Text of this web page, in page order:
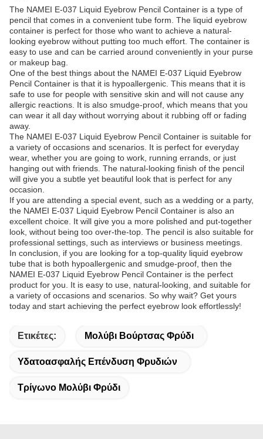
The NAMEI E-037 Liquid Eyebrow Pencil Container is a type of
pencil that comes in a convenient tube form. The liquid eyebrow
container is perfect for those who want to achieve a natural-
looking eyebrow without putting too much effort. The container is
easy to use and can be carried around conveniently in your purse
or makeup bag.
One of the best things about the NAMEI E-037 Liquid Eyebrow
Pencil Container is that it is hypoallergenic. This means that it is
safe to use for people with sensitive skin and will not cause any
allergic reactions. It is also smudge-proof, which means that you
can wear it all day without worrying about it rubbing off or fading
away.
The NAMEI E-037 Liquid Eyebrow Pencil Container is suitable for
a variety of occasions and scenarios. It is perfect for everyday
wear, whether you are going to work, running errands, or just
hanging out with friends. The natural-looking finish of the pencil
will give you a subtle yet beautiful look that is perfect for any
occasion.
If you are attending a special event, such as a wedding or a party,
the NAMEI E-037 Liquid Eyebrow Pencil Container is also an
excellent choice. It will give you a more polished and put-together
look, without being too over-the-top. The pencil is also suitable for
professional settings, such as interviews or business meetings.
In conclusion, if you are looking for a top-quality liquid eyebrow
tube that is both hypoallergenic and smudge-proof, then the
NAMEI E-037 Liquid Eyebrow Pencil Container is the perfect
product for you. It is easy to use, natural-looking, and suitable for
a variety of occasions and scenarios. So why wait? Get yours
today and start achieving the perfect eyebrow look effortlessly!
Ετικέτες: Μολύβι Βούρτσας Φρύδι
Υδατοασφαλής Επένδυση Φρυδιών
Τρίγωνο Μολύβι Φρύδι